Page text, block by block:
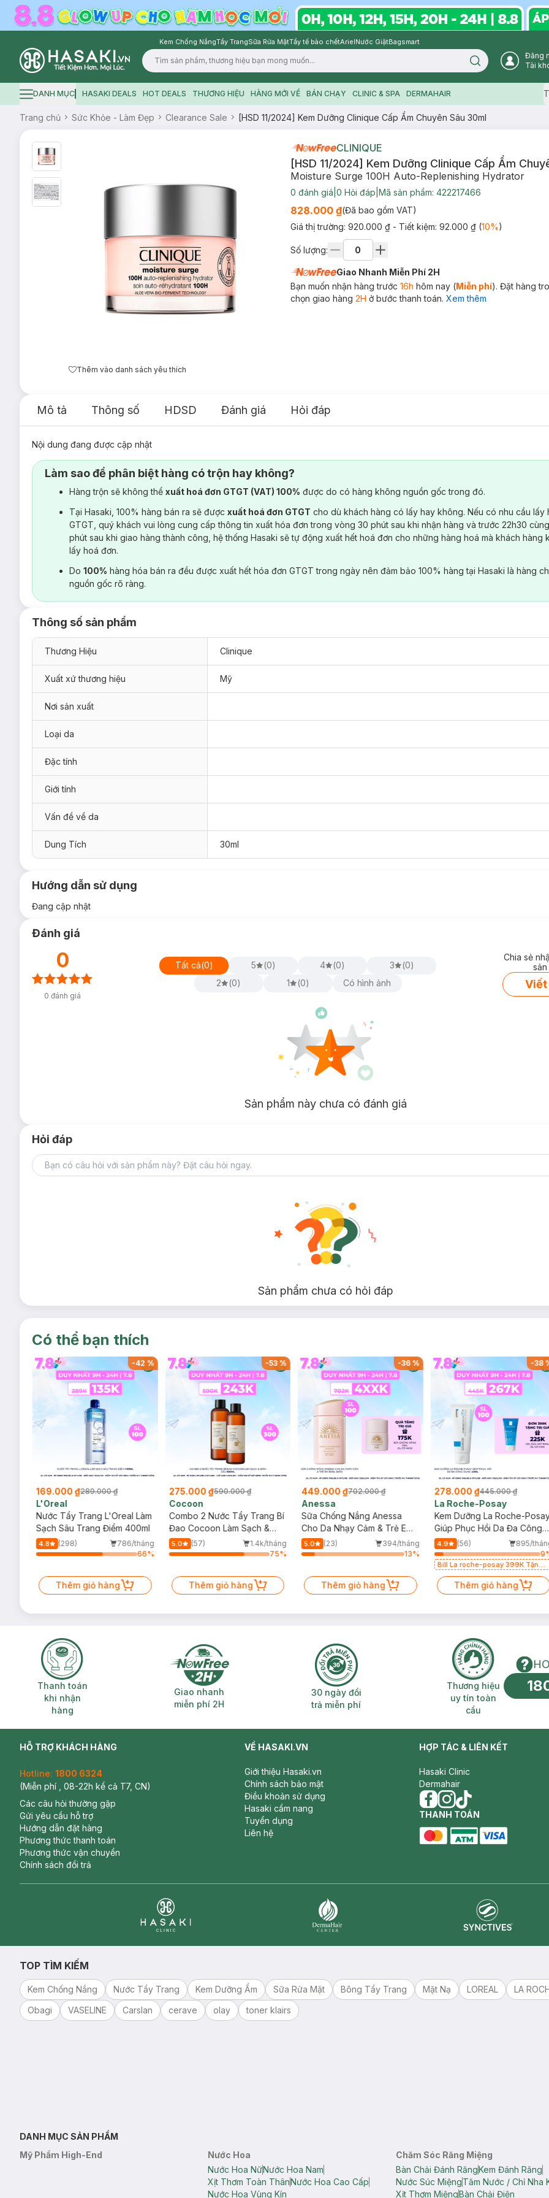
Kem Chống NắngTẩy TrangSữa Rửa MặtTẩy tế bào chếtArielNước GiặtBagsmart
Logo
Search icon
Đăng
Tài
Hamburger icon
DANH MỤC HASAKI DEALS HOT DEALS THƯƠNG HIỆU HÀNG MỚI VỀ BÁN CHẠY CLINIC & SPA DERMAHAIR
Trang chủ Sức Khỏe - Làm Đẹp Clearance Sale [HSD 11/2024] Kem Dưỡng Clinique Cấp Ẩm Chuyên Sâu 30ml
Thêm vào danh sách yêu thích
CLINIQUE
[HSD 11/2024] Kem Dưỡng Clinique Cấp Ẩm
Moisture Surge 100H Auto-Replenishing Hydrator
0 đánh giá 0 Hỏi đáp Mã sản phẩm: 422217466
828.000 ₫(Đã bao gồm VAT)
Giá thị trường: 920.000 ₫ - Tiết kiệm: 92.000 ₫(10%)
Số lượng:
Giao Nhanh Miễn Phí 2H
Bạn muốn nhận hàng trước 16h hôm nay (Miễn phí). Đặt hàng
chọn giao hàng 2H ở bước thanh toán. Xem thêm
Mô tả Thông số HDSD Đánh giá Hỏi đáp
Nội dung đang được cập nhật
Làm sao để phân biệt hàng có trộn hay không?
Hàng trộn sẽ không thể xuất hoá đơn GTGT (VAT) 100% được do có hàng không nguồn gốc trong đó.
Tại Hasaki, 100% hàng bán ra sẽ được xuất hoá đơn GTGT cho dù khách hàng có lấy hay không. Nếu có nhu cầu lấy
GTGT, quý khách vui lòng cung cấp thông tin xuất hóa đơn trong vòng 30 phút sau khi nhận hàng và trước 22h30
phút sau khi giao hàng thành công, hệ thống Hasaki sẽ tự động xuất hết hoá đơn cho những hàng hoá mà khách hàng
lấy hoá đơn.
Do 100% hàng hóa bán ra đều được xuất hết hóa đơn GTGT trong ngày nên đảm bảo 100% hàng tại Hasaki là hàng
nguồn gốc rõ ràng.
Thông số sản phẩm
Thương Hiệu Clinique
Xuất xứ thương hiệu Mỹ
Nơi sản xuất
Loại da
Đặc tính
Giới tính
Vấn đề về da
Dung Tích 30ml
Hướng dẫn sử dụng
Đang cập nhật
Đánh giá
0
0 đánh giá
Tất cả(0) 5 (0) 4 (0) 3 (0)
2
(0) 1 (0) Có hình ảnh
Chia sẻ
Viết
Sản phẩm này chưa có đánh giá
Hỏi đáp
Sản phẩm chưa có hỏi đáp
Có thể bạn thích
-42 %
169.000 ₫289.000 ₫
L'Oreal
Nước Tẩy Trang L'Oreal Làm
Sạch Sâu Trang Điểm 400ml
4.8 (298)
786/tháng
66%
Thêm giỏ hàng
-53 %
275.000 ₫590.000 ₫
Cocoon
Combo 2 Nước Tẩy Trang Bí
Đao Cocoon Làm Sạch &
Giảm Dầu 500ml
5.0 (57)
1.4k/tháng
75%
Thêm giỏ hàng
-36%
449.000 ₫702.000 ₫
Anessa
Sữa Chống Nắng Anessa
Cho Da Nhạy Cảm & Trẻ Em
60ml (Mới)
5.0 (23)
394/tháng
13%
Thêm giỏ hàng
-38
278.000 ₫445.000 ₫
La Roche-Posay
Kem Dưỡng La Roche-
Giúp Phục Hồi Da Đa Công
Dụng 40ml
4.9 (56)
895/
9
Bill La roche-posay 399K Tặng
Gel rửa mặt da dầu nhạy cảm
50ml (SL có hạn)
Thêm giỏ hàng
Thanh toán khi nhận hàng
Thanh toán
khi nhận
hàng
Giao nhanh miễn phí 2H
Giao nhanh
miễn phí 2H
30 ngày đổi trả miễn phí
30 ngày đổi
trả miễn phí
Thương hiệu uy
Thương hiệu
uy tín toàn
cầu
HỖ TRỢ KHÁCH HÀNG
Hotline: 1800 6324
(Miễn phí , 08-22h kể cả T7, CN)
Các câu hỏi thường gặp
Gửi yêu cầu hỗ trợ
Hướng dẫn đặt hàng
Phương thức thanh toán
Phương thức vận chuyển
Chính sách đổi trả
VỀ HASAKI.VN
Giới thiệu Hasaki.vn
Chính sách bảo mật
Điều khoản sử dụng
Hasaki cẩm nang
Tuyển dụng
Liên hệ
HỢP TÁC & LIÊN KẾT
Hasaki Clinic
Dermahair
facebook
instagram
tiktok
THANH TOÁN
TOP TÌM KIẾM
Kem Chống Nắng Nước Tẩy Trang Kem Dưỡng Ẩm Sữa Rửa Mặt Bông Tẩy Trang Mặt Nạ LOREAL LA
Obagi
VASELINE Carslan cerave olay toner klairs
DANH MỤC SẢN PHẨM
Mỹ Phẩm High-End
Nước Hoa
Nước Hoa NữNước Hoa Nam
Xịt Thơm Toàn ThânNước Hoa Cao Cấp
Nước Hoa Vùng Kín
Chăm Sóc Răng Miệng
Bàn Chải Đánh RăngKem Đánh Răng
Nước Súc MiệngTăm Nước / Chỉ Nha
Xịt Thơm MiệngBàn Chải Điện